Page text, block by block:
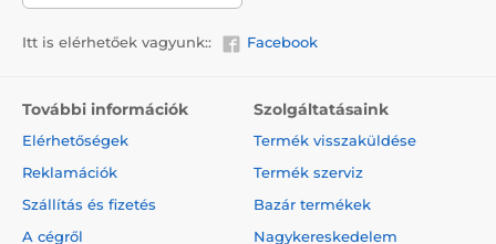
Itt is elérhetőek vagyunk:: Facebook
További információk
Elérhetőségek
Reklamációk
Szállítás és fizetés
A cégről
Szolgáltatásaink
Termék visszaküldése
Termék szerviz
Bazár termékek
Nagykereskedelem